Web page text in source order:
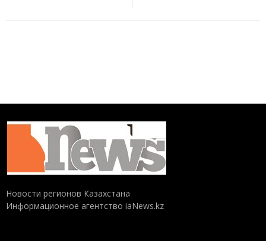
Новости регионов Казахстана
Информационное агентство iaNews.kz